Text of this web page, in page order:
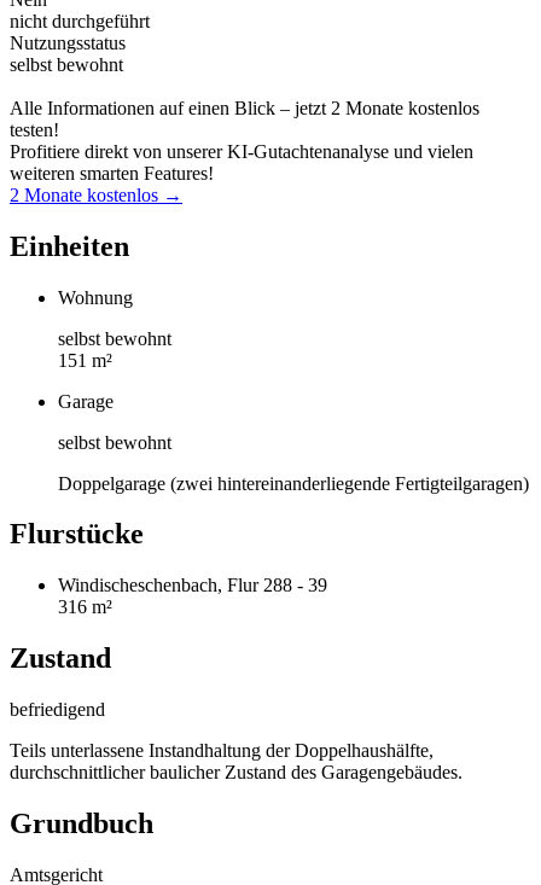
nicht durchgeführt
Nutzungsstatus
selbst bewohnt
Alle Informationen auf einen Blick – jetzt 2 Monate kostenlos
testen!
Profitiere direkt von unserer KI-Gutachtenanalyse und vielen
weiteren smarten Features!
2 Monate kostenlos →
Einheiten
Wohnung
selbst bewohnt
151 m²
Garage
selbst bewohnt
Doppelgarage (zwei hintereinanderliegende Fertigteilgaragen)
Flurstücke
Windischeschenbach, Flur 288 - 39
316 m²
Zustand
befriedigend
Teils unterlassene Instandhaltung der Doppelhaushälfte,
durchschnittlicher baulicher Zustand des Garagengebäudes.
Grundbuch
Amtsgericht